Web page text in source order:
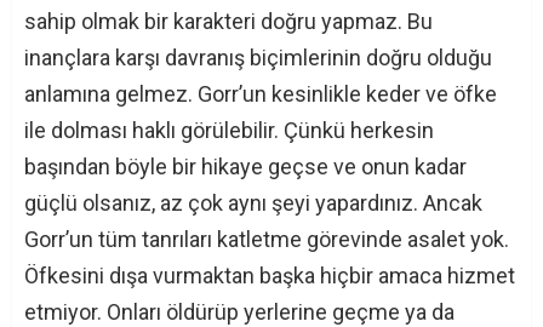
sahip olmak bir karakteri doğru yapmaz. Bu
inançlara karşı davranış biçimlerinin doğru olduğu
anlamına gelmez. Gorr’un kesinlikle keder ve öfke
ile dolması haklı görülebilir. Çünkü herkesin
başından böyle bir hikaye geçse ve onun kadar
güçlü olsanız, az çok aynı şeyi yapardınız. Ancak
Gorr’un tüm tanrıları katletme görevinde asalet yok.
Öfkesini dışa vurmaktan başka hiçbir amaca hizmet
etmiyor. Onları öldürüp yerlerine geçme ya da